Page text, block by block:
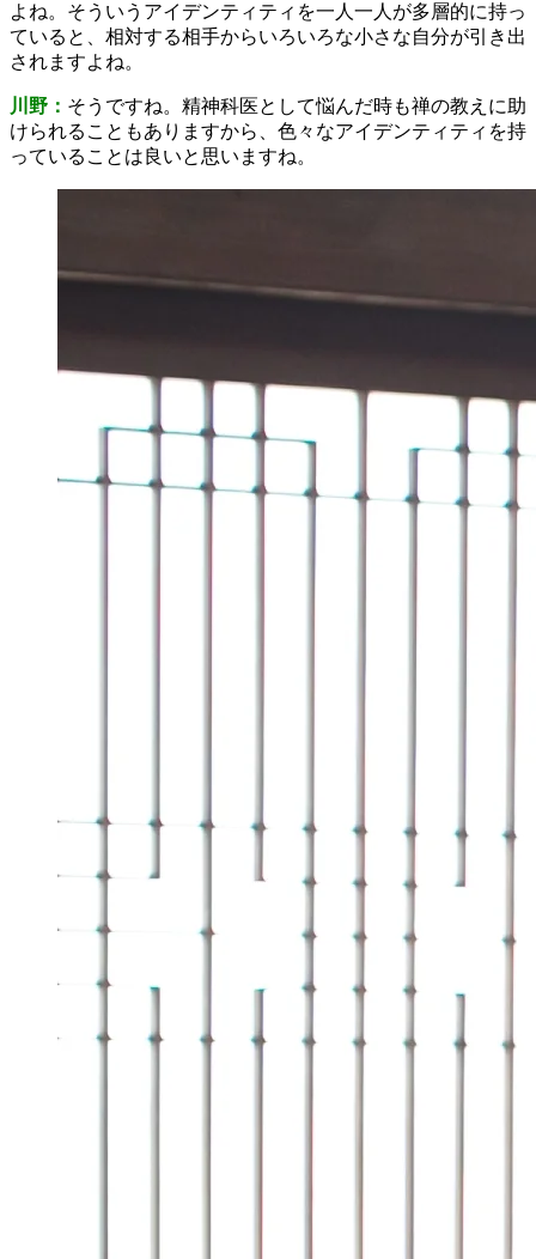
よね。そういうアイデンティティを一人一人が多層的に持っ
ていると、相対する相手からいろいろな小さな自分が引き出
されますよね。
川野： そうですね。精神科医として悩んだ時も禅の教えに助
けられることもありますから、色々なアイデンティティを持
っていることは良いと思いますね。